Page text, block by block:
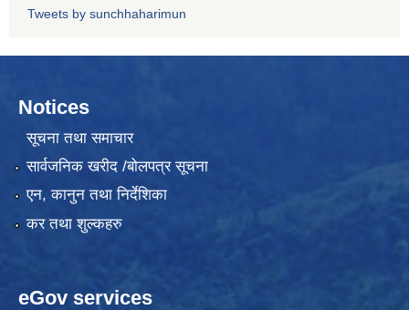
Tweets by sunchhaharimun
Notices
सूचना तथा समाचार
सार्वजनिक खरीद /बोलपत्र सूचना
एन, कानुन तथा निर्देशिका
कर तथा शुल्कहरु
eGov services